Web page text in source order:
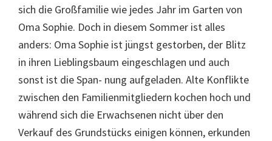
sich die Großfamilie wie jedes Jahr im Garten von
Oma Sophie. Doch in diesem Sommer ist alles
anders: Oma Sophie ist jüngst gestorben, der Blitz
in ihren Lieblingsbaum eingeschlagen und auch
sonst ist die Span- nung aufgeladen. Alte Konflikte
zwischen den Familienmitgliedern kochen hoch und
während sich die Erwachsenen nicht über den
Verkauf des Grundstücks einigen können, erkunden